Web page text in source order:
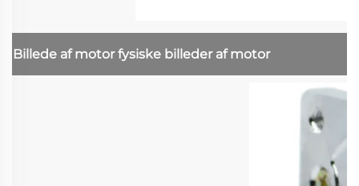
Billede af motorfysiske billeder af motor